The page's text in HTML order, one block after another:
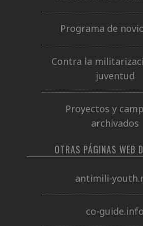
Programa de
Contra la
juventud
Proyectos y
archivados
OTRAS PÁGINAS WEB
antimili-
co-guide.info